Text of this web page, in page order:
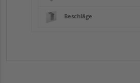
Beschläge